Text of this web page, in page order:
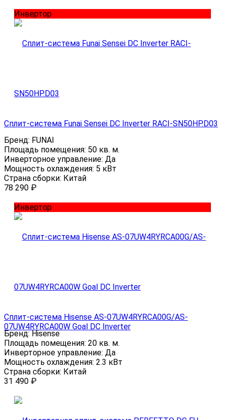
Инвертор
Сплит-система Funai Sensei DC Inverter RACI-SN50HP.D03
Бренд: FUNAI
Площадь помещения: 50 кв. м.
Инверторное управление: Да
Мощность охлаждения: 5 кВт
Страна сборки: Китай
78 290 ₽
Инвертор
Сплит-система Hisense AS-07UW4RYRCA00G/AS-
07UW4RYRCA00W Goal DC Inverter
Бренд: Hisense
Площадь помещения: 20 кв. м.
Инверторное управление: Да
Мощность охлаждения: 2.3 кВт
Страна сборки: Китай
31 490 ₽